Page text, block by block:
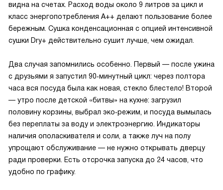
видна на счетах. Расход воды около 9 литров за цикл и
класс энергопотребления A++ делают пользование более
бережным. Сушка конденсационная с опцией интенсивной
сушки Dry+ действительно сушит лучше, чем ожидал.
Два случая запомнились особенно. Первый — после ужина
с друзьями я запустил 90‑минутный цикл: через полтора
часа вся посуда была как новая, стекло блестело! Второй
— утро после детской «битвы» на кухне: загрузил
половину корзины, выбрал эко‑режим, и посуда вымылась
без переплаты за воду и электроэнергию. Индикаторы
наличия ополаскивателя и соли, а также луч на полу
упрощают обслуживание — не нужно открывать дверцу
ради проверки. Есть отсрочка запуска до 24 часов, что
удобно по графику.